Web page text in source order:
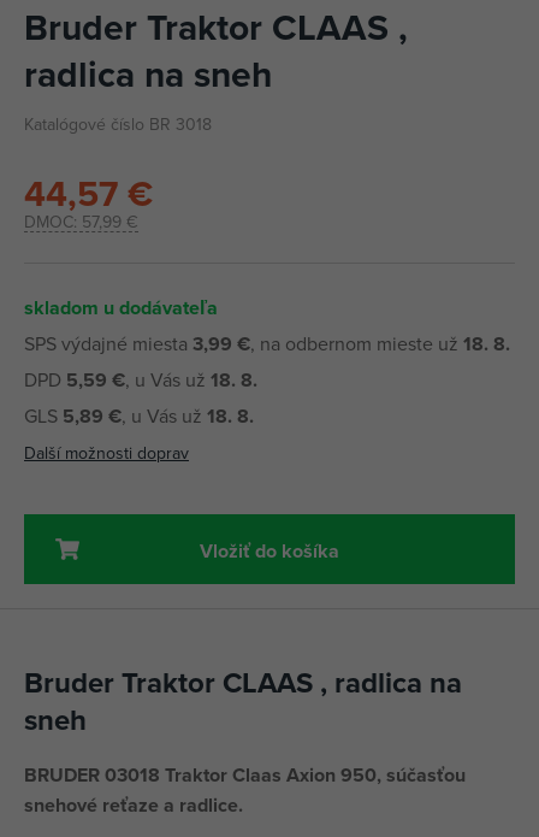
Bruder Traktor CLAAS ,
radlica na sneh
Katalógové číslo BR 3018
DMOC: 57,99 €
44,57 €
skladom u dodávateľa
SPS výdajné miesta 3,99 €, na odbernom mieste už 18. 8.
DPD 5,59 €, u Vás už 18. 8.
GLS 5,89 €, u Vás už 18. 8.
Další možnosti doprav
Vložiť do košíka
Bruder Traktor CLAAS , radlica na
sneh
BRUDER 03018 Traktor Claas Axion 950, súčasťou
snehové reťaze a radlice.